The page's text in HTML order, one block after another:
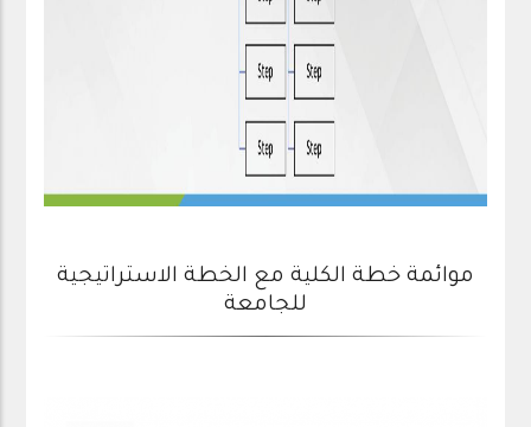
موائمة خطة الكلية مع الخطة الاستراتيجية
للجامعة